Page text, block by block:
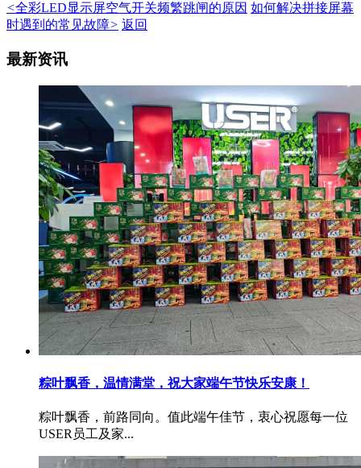
<全彩LED显示屏空气开关频繁跳闸的原因 如何解决拼接屏幕
时遇到的常见故障> 返回
最新资讯
粽叶飘香，温情满堂，祝大家端午节快乐安康！
粽叶飘香，前路同向。值此端午佳节，衷心祝愿每一位
USER员工及家...